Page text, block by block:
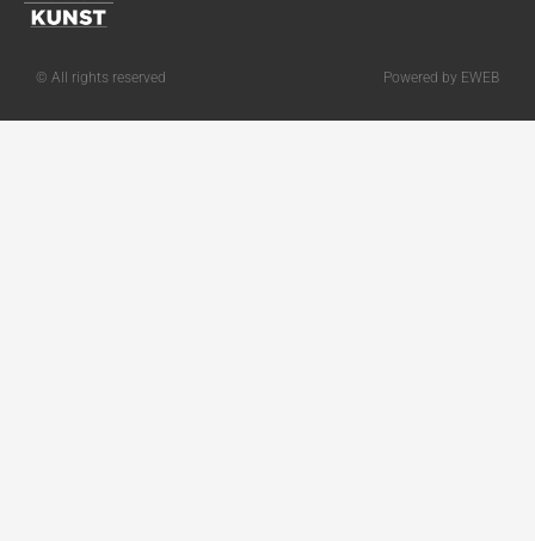
© All rights reserved Powered by EWEB